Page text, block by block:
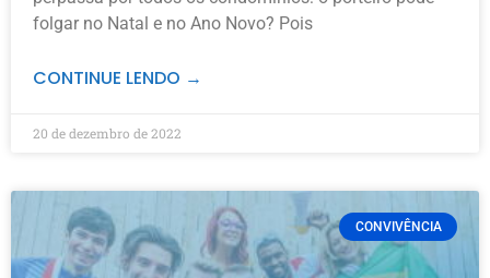
folgar no Natal e no Ano Novo? Pois
CONTINUE LENDO →
20 de dezembro de 2022
CONVIVÊNCIA